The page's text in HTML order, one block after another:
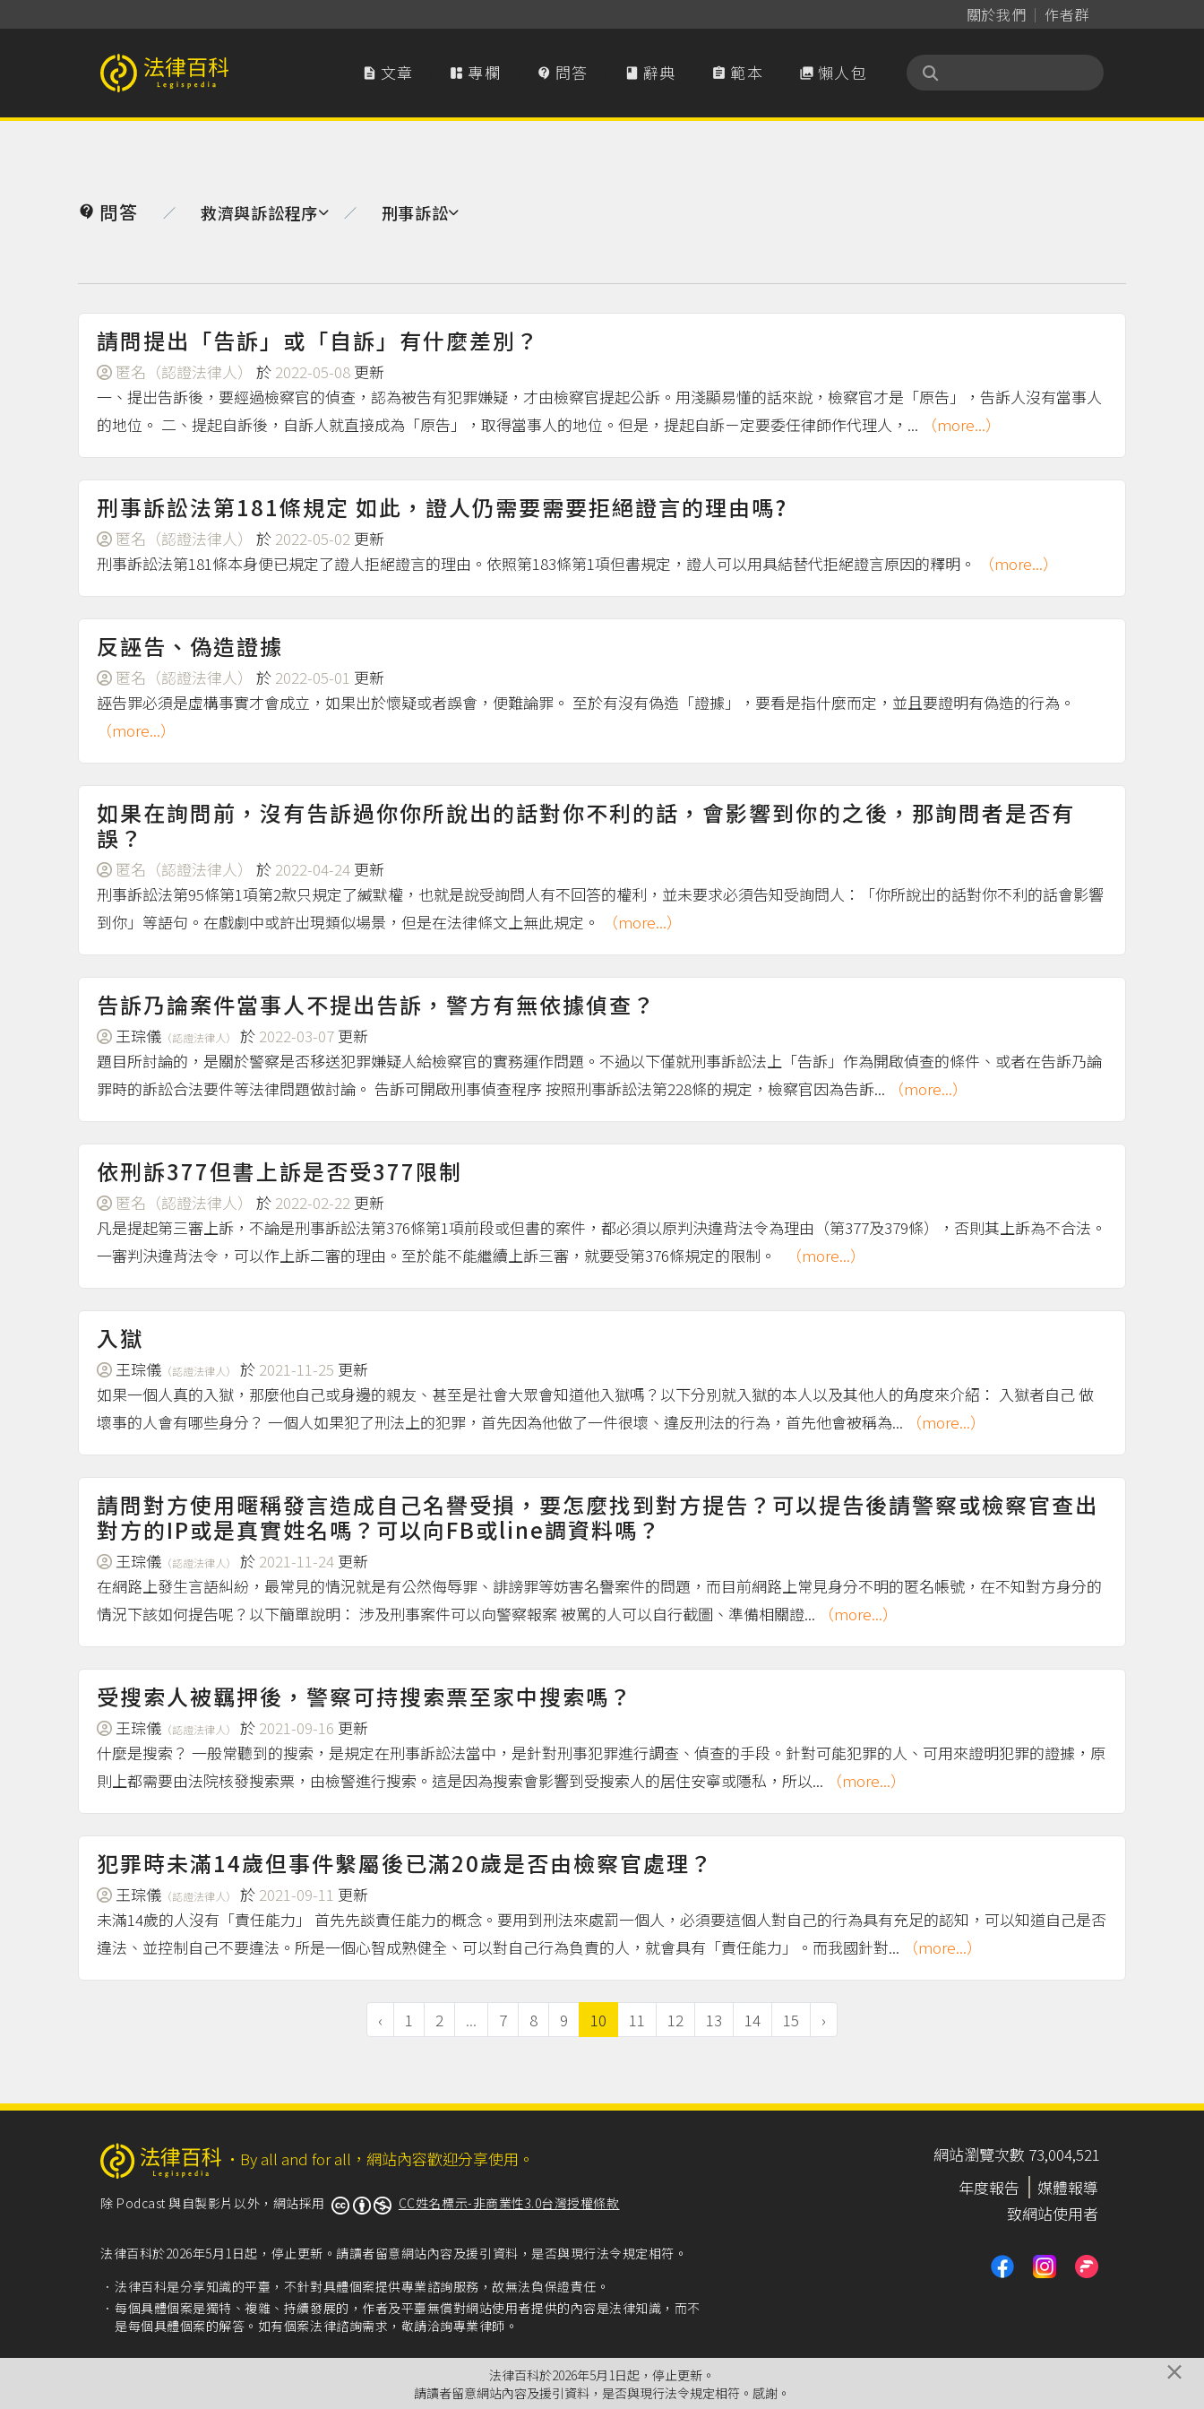
關於我們 作者群
法律百科 Legispedia  文章  專欄  問答  辭典  範本  懶人包
 問答 ／ 救濟與訴訟程序 ／ 刑事訴訟
請問提出「告訴」或「自訴」有什麼差別？
匿名（認證法律人） 於 2022-05-08 更新
一、提出告訴後，要經過檢察官的偵查，認為被告有犯罪嫌疑，才由檢察官提起公訴。用淺顯易懂的話來說，檢察官才是「原告」，告訴人沒有當事人
的地位。 二、提起自訴後，自訴人就直接成為「原告」，取得當事人的地位。但是，提起自訴ㄧ定要委任律師作代理人，...
（more...）
刑事訴訟法第181條規定 如此，證人仍需要需要拒絕證言的理由嗎?
匿名（認證法律人） 於 2022-05-02 更新
刑事訴訟法第181條本身便已規定了證人拒絕證言的理由。依照第183條第1項但書規定，證人可以用具結替代拒絕證言原因的釋明。
（more...）
反誣告、偽造證據
匿名（認證法律人） 於 2022-05-01 更新
誣告罪必須是虛構事實才會成立，如果出於懷疑或者誤會，便難論罪。 至於有沒有偽造「證據」，要看是指什麼而定，並且要證明有偽造的行為。
（more...）
如果在詢問前，沒有告訴過你你所說出的話對你不利的話，會影響到你的之後，那詢問者是否有
誤？
匿名（認證法律人） 於 2022-04-24 更新
刑事訴訟法第95條第1項第2款只規定了緘默權，也就是說受詢問人有不回答的權利，並未要求必須告知受詢問人：「你所說出的話對你不利的話會影響
到你」等語句。在戲劇中或許出現類似場景，但是在法律條文上無此規定。
（more...）
告訴乃論案件當事人不提出告訴，警方有無依據偵查？
王琮儀 （認證法律人） 於 2022-03-07 更新
題目所討論的，是關於警察是否移送犯罪嫌疑人給檢察官的實務運作問題。不過以下僅就刑事訴訟法上「告訴」作為開啟偵查的條件、或者在告訴乃論
罪時的訴訟合法要件等法律問題做討論。 告訴可開啟刑事偵查程序 按照刑事訴訟法第228條的規定，檢察官因為告訴...
（more...）
依刑訴377但書上訴是否受377限制
匿名（認證法律人） 於 2022-02-22 更新
凡是提起第三審上訴，不論是刑事訴訟法第376條第1項前段或但書的案件，都必須以原判決違背法令為理由（第377及379條），否則其上訴為不合法。
一審判決違背法令，可以作上訴二審的理由。至於能不能繼續上訴三審，就要受第376條規定的限制。
（more...）
入獄
王琮儀 （認證法律人） 於 2021-11-25 更新
如果一個人真的入獄，那麼他自己或身邊的親友、甚至是社會大眾會知道他入獄嗎？以下分別就入獄的本人以及其他人的角度來介紹： 入獄者自己 做
壞事的人會有哪些身分？ 一個人如果犯了刑法上的犯罪，首先因為他做了一件很壞、違反刑法的行為，首先他會被稱為...
（more...）
請問對方使用暱稱發言造成自己名譽受損，要怎麼找到對方提告？可以提告後請警察或檢察官查出
對方的IP或是真實姓名嗎？可以向FB或line調資料嗎？
王琮儀 （認證法律人） 於 2021-11-24 更新
在網路上發生言語糾紛，最常見的情況就是有公然侮辱罪、誹謗罪等妨害名譽案件的問題，而目前網路上常見身分不明的匿名帳號，在不知對方身分的
情況下該如何提告呢？以下簡單說明： 涉及刑事案件可以向警察報案 被罵的人可以自行截圖、準備相關證...
（more...）
受搜索人被羈押後，警察可持搜索票至家中搜索嗎？
王琮儀 （認證法律人） 於 2021-09-16 更新
什麼是搜索？ 一般常聽到的搜索，是規定在刑事訴訟法當中，是針對刑事犯罪進行調查、偵查的手段。針對可能犯罪的人、可用來證明犯罪的證據，原
則上都需要由法院核發搜索票，由檢警進行搜索。這是因為搜索會影響到受搜索人的居住安寧或隱私，所以...
（more...）
犯罪時未滿14歲但事件繫屬後已滿20歲是否由檢察官處理？
王琮儀 （認證法律人） 於 2021-09-11 更新
未滿14歲的人沒有「責任能力」 首先先談責任能力的概念。要用到刑法來處罰一個人，必須要這個人對自己的行為具有充足的認知，可以知道自己是否
違法、並控制自己不要違法。所是一個心智成熟健全、可以對自己行為負責的人，就會具有「責任能力」。而我國針對...
（more...）
‹ 1 2 ... 7 8 9 10 11 12 13 14 15 ›
‧ By all and for all，網站內容歡迎分享使用。
除 Podcast 與自製影片以外，網站採用 CC姓名標示-非商業性3.0台灣授權條款
法律百科於2026年5月1日起，停止更新。請讀者留意網站內容及援引資料，是否與現行法令規定相符。
法律百科是分享知識的平臺，不針對具體個案提供專業諮詢服務，故無法負保證責任。
每個具體個案是獨特、複雜、持續發展的，作者及平臺無償對網站使用者提供的內容是法律知識，而不
是每個具體個案的解答。如有個案法律諮詢需求，敬請洽詢專業律師。
網站瀏覽次數 73,004,521
年度報告
媒體報導
致網站使用者
法律百科於2026年5月1日起，停止更新。
請讀者留意網站內容及援引資料，是否與現行法令規定相符。感謝。
×